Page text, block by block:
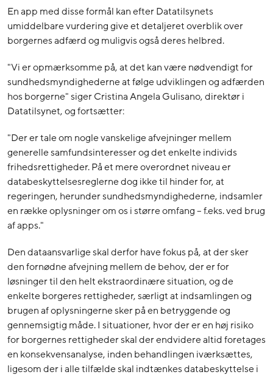
En app med disse formål kan efter Datatilsynets
umiddelbare vurdering give et detaljeret overblik over
borgernes adfærd og muligvis også deres helbred.
"Vi er opmærksomme på, at det kan være nødvendigt for
sundhedsmyndighederne at følge udviklingen og adfærden
hos borgerne" siger Cristina Angela Gulisano, direktør i
Datatilsynet, og fortsætter:
"Der er tale om nogle vanskelige afvejninger mellem
generelle samfundsinteresser og det enkelte individs
frihedsrettigheder. På et mere overordnet niveau er
databeskyttelsesreglerne dog ikke til hinder for, at
regeringen, herunder sundhedsmyndighederne, indsamler
en række oplysninger om os i større omfang – f.eks. ved brug
af apps."
Den dataansvarlige skal derfor have fokus på, at der sker
den fornødne afvejning mellem de behov, der er for
løsninger til den helt ekstraordinære situation, og de
enkelte borgeres rettigheder, særligt at indsamlingen og
brugen af oplysningerne sker på en betryggende og
gennemsigtig måde. I situationer, hvor der er en høj risiko
for borgernes rettigheder skal der endvidere altid foretages
en konsekvensanalyse, inden behandlingen iværksættes,
ligesom der i alle tilfælde skal indtænkes databeskyttelse i